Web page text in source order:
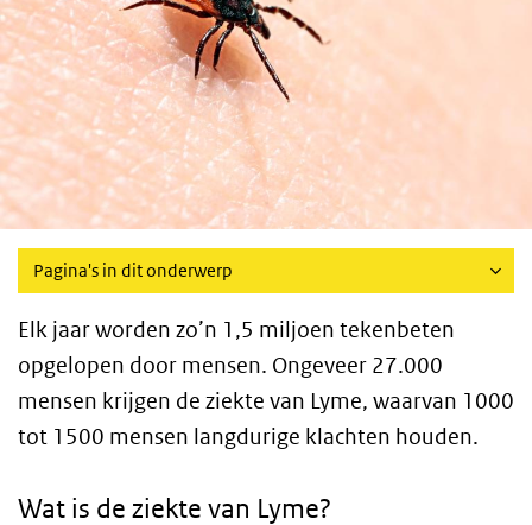
Pagina's in dit onderwerp
Elk jaar worden zo’n 1,5 miljoen tekenbeten
opgelopen door mensen. Ongeveer 27.000
mensen krijgen de ziekte van Lyme, waarvan 1000
tot 1500 mensen langdurige klachten houden.
Wat is de ziekte van Lyme?